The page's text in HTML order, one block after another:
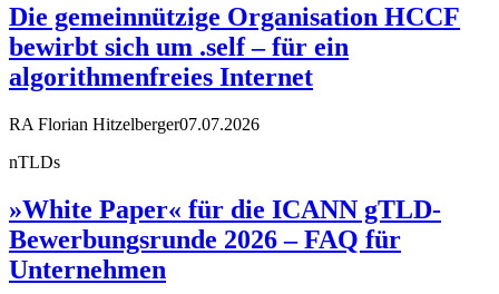
Die gemeinnützige Organisation HCCF
bewirbt sich um .self – für ein
algorithmenfreies Internet
RA Florian Hitzelberger07.07.2026
nTLDs
»White Paper« für die ICANN gTLD-
Bewerbungsrunde 2026 – FAQ für
Unternehmen